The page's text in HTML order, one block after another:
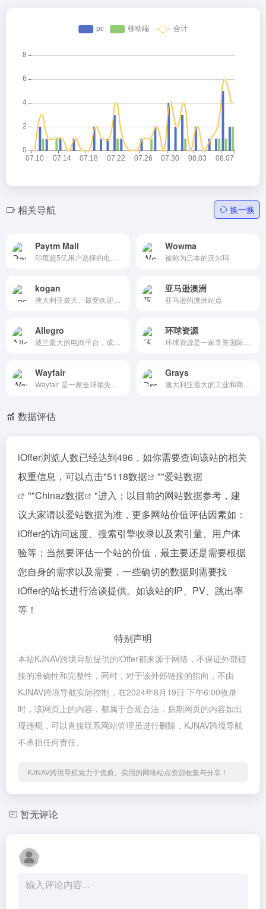
相关导航 换一换
Paytm Mall Wowma
被称为日本的沃尔玛
kogan 亚马逊澳洲
亚马逊的澳洲站点
Allegro 环球资源
Wayfair Grays
数据评估
iOffer浏览人数已经达到496，如你需要查询该站的相关
权重信息，可以点击"5118数据 ""爱站数据
""Chinaz数据
"进入；以目前的网站数据参考，建
议大家请以爱站数据为准，更多网站价值评估因素如：
iOffer的访问速度、搜索引擎收录以及索引量、用户体
验等；当然要评估一个站的价值，最主要还是需要根据
您自身的需求以及需要，一些确切的数据则需要找
iOffer的站长进行洽谈提供。如该站的IP、PV、跳出率
等！
特别声明
本站KJNAV跨境导航提供的iOffer都来源于网络，不保证外部链
接的准确性和完整性，同时，对于该外部链接的指向，不由
KJNAV跨境导航实际控制，在2024年8月19日 下午6:00收录
时，该网页上的内容，都属于合规合法，后期网页的内容如出
现违规，可以直接联系网站管理员进行删除，KJNAV跨境导航
不承担任何责任。
KJNAV跨境导航致力于优质、实用的网络站点资源收集与分享！
暂无评论